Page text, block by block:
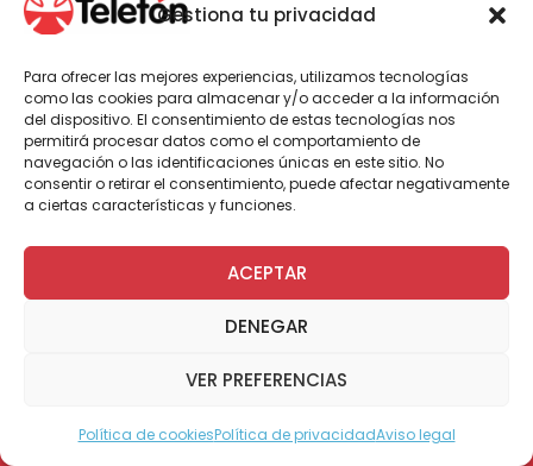
Gestiona tu privacidad
Para ofrecer las mejores experiencias, utilizamos tecnologías
como las cookies para almacenar y/o acceder a la información
del dispositivo. El consentimiento de estas tecnologías nos
permitirá procesar datos como el comportamiento de
navegación o las identificaciones únicas en este sitio. No
consentir o retirar el consentimiento, puede afectar negativamente
a ciertas características y funciones.
ACEPTAR
DENEGAR
VER PREFERENCIAS
Política de cookiesPolítica de privacidadAviso legal
Actualidad Voluntariado
23 de julio | 2026
Programa Abre: Voluntariado
de Teletón mejoró
viviendas a nivel nacional
LEER MÁS Modo Accesible